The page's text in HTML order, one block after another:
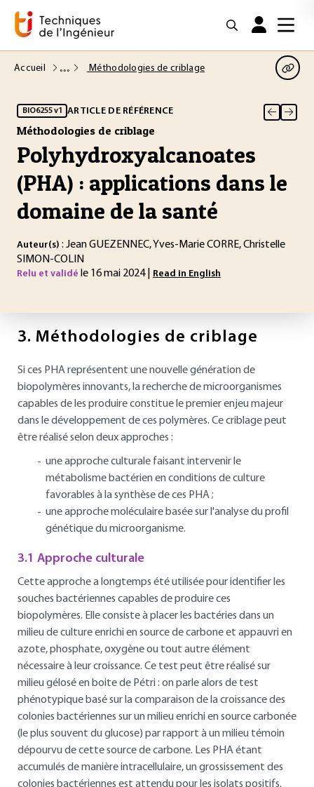
Accueil Méthodologies de criblage
BIO6255 v1 ARTICLE DE RÉFÉRENCE
Méthodologies de criblage
Polyhydroxyalcanoates
(PHA) : applications dans le
domaine de la santé
Auteur(s) : Jean GUEZENNEC, Yves-Marie CORRE, Christelle
SIMON-COLIN
Relu et validé le 16 mai 2024 | Read in English
3. Méthodologies de criblage
Si ces PHA représentent une nouvelle génération de
biopolymères innovants, la recherche de microorganismes
capables de les produire constitue le premier enjeu majeur
dans le développement de ces polymères. Ce criblage peut
être réalisé selon deux approches :
une approche culturale faisant intervenir le
métabolisme bactérien en conditions de culture
favorables à la synthèse de ces PHA ;
une approche moléculaire basée sur l'analyse du profil
génétique du microorganisme.
3.1 Approche culturale
Cette approche a longtemps été utilisée pour identifier les
souches bactériennes capables de produire ces
biopolymères. Elle consiste à placer les bactéries dans un
milieu de culture enrichi en source de carbone et appauvri en
azote, phosphate, oxygène ou tout autre élément
nécessaire à leur croissance. Ce test peut être réalisé sur
milieu gélosé en boite de Pétri : on parle alors de test
phénotypique basé sur la comparaison de la croissance des
colonies bactériennes sur un milieu enrichi en source carbonée
(le plus souvent du glucose) par rapport à un milieu témoin
dépourvu de cette source de carbone. Les PHA étant
accumulés de manière intracellulaire, un grossissement des
colonies bactériennes est attendu pour les isolats positifs.